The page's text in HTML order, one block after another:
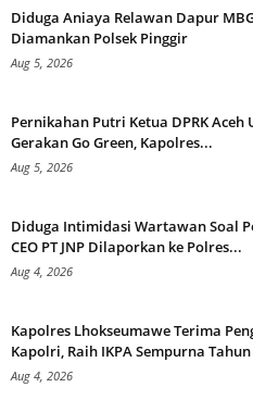
Diduga Aniaya Relawan Dapur
Diamankan Polsek Pinggir
Aug 5, 2026
Pernikahan Putri Ketua DPRK Aceh
Gerakan Go Green, Kapolres...
Aug 5, 2026
Diduga Intimidasi Wartawan Soal
CEO PT JNP Dilaporkan ke Polres...
Aug 4, 2026
Kapolres Lhokseumawe Terima
Kapolri, Raih IKPA Sempurna
Aug 4, 2026